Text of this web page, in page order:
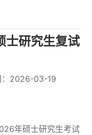
士研究生复试
：2026-03-19
年硕士研究生考试